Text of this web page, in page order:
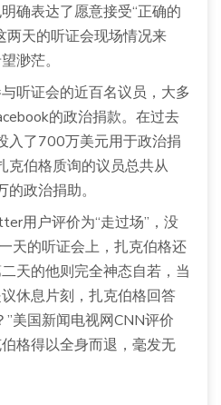
确表达了愿意接受“正确的
两天的听证会现场情况来
渺茫。
听证会的近百名议员，大多
的政治捐款。在过去
入了700万美元用于政治捐
伯格质询的议员总共从
政治捐助。
用户评价为“走过场”，没
天的听证会上，扎克伯格还
天的他则完全神态自若，当
休息片刻，扎克伯格回答
美国新闻电视网CNN评价
格得以全身而退，毫发无